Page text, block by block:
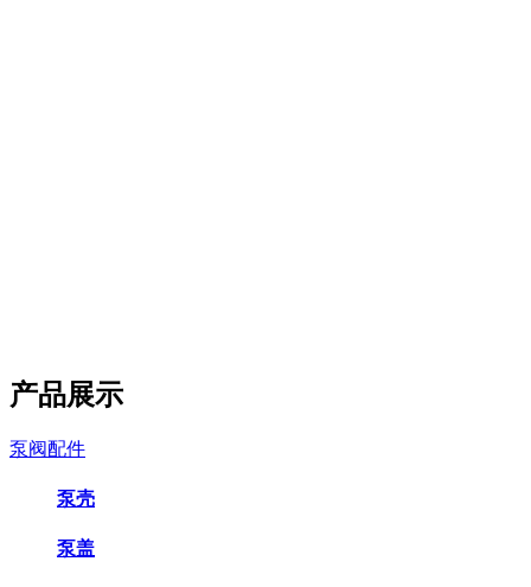
产品展示
泵阀配件
泵壳
泵盖